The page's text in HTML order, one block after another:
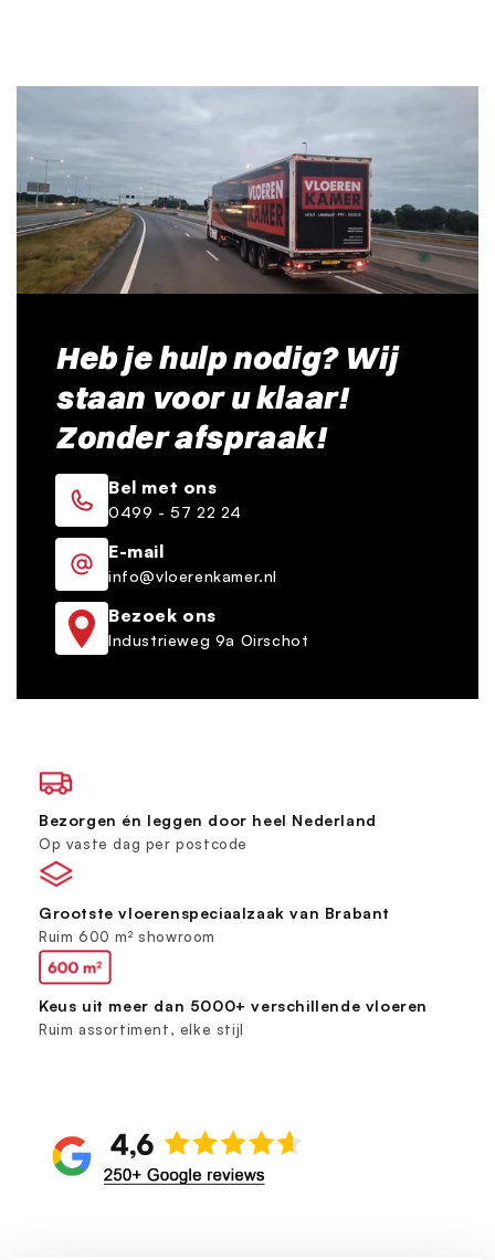
Heb je hulp nodig? Wij
staan voor u klaar!
Zonder afspraak!
Bel met ons
0499 - 57 22 24
E-mail
info@vloerenkamer.nl
Bezoek ons
Industrieweg 9a Oirschot
Bezorgen én leggen door heel Nederland
Op vaste dag per postcode
Grootste vloerenspeciaalzaak van Brabant
Ruim 600 m² showroom
Keus uit meer dan 5000+ verschillende vloeren
Ruim assortiment, elke stijl